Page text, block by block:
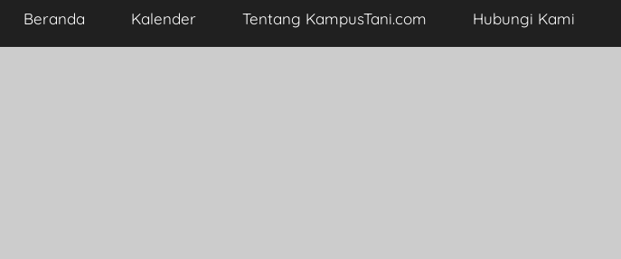
Beranda Kalender Tentang KampusTani.com Hubungi Kami